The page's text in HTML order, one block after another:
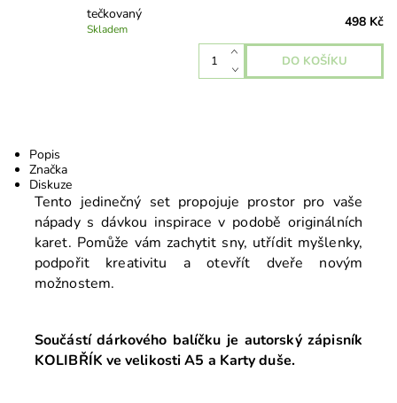
tečkovaný
Skladem 498 Kč
Popis
Značka
Diskuze
Tento jedinečný set propojuje prostor pro vaše
nápady s dávkou inspirace v podobě originálních
karet. Pomůže vám zachytit sny, utřídit myšlenky,
podpořit kreativitu a otevřít dveře novým
možnostem.
Součástí dárkového balíčku je autorský zápisník
KOLIBŘÍK ve velikosti A5 a Karty duše.